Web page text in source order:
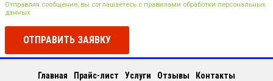
Отправляя сообщение, вы соглашаетесь с правилами обработки персональных
данных
ОТПРАВИТЬ ЗАЯВКУ
Главная Прайс-лист Услуги Отзывы
Контакты